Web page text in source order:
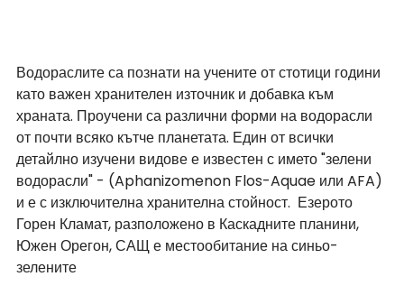
Водораслите са познати на учените от стотици години
като важен хранителен източник и добавка към
храната. Проучени са различни форми на водорасли
от почти всяко кътче планетата. Един от всички
детайлно изучени видове е известен с името "зелени
водорасли" - (Aphanizomenon Flos-Aquae или AFA)
и е с изключителна хранителна стойност.  Езерото
Горен Кламат, разположено в Каскадните планини,
Южен Орегон, САЩ е местообитание на синьо-
зелените